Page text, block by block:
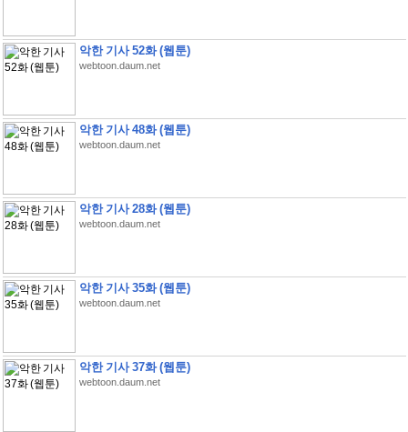
악한 기사 52화 (웹툰)
webtoon.daum.net
악한 기사 48화 (웹툰)
webtoon.daum.net
악한 기사 28화 (웹툰)
webtoon.daum.net
악한 기사 35화 (웹툰)
webtoon.daum.net
악한 기사 37화 (웹툰)
webtoon.daum.net